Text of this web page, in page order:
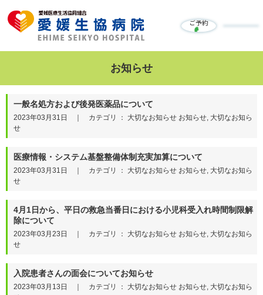
ご予約
お知らせ
一般名処方および後発医薬品について
2023年03月31日 ｜ カテゴリ ： 大切なお知らせ お知らせ, 大切なお知ら
せ
医療情報・システム基盤整備体制充実加算について
2023年03月31日 ｜ カテゴリ ： 大切なお知らせ お知らせ, 大切なお知ら
せ
4月1日から、平日の救急当番日における小児科受入れ時間制限解
除について
2023年03月23日 ｜ カテゴリ ： 大切なお知らせ お知らせ, 大切なお知ら
せ
入院患者さんの面会についてお知らせ
2023年03月13日 ｜ カテゴリ ： 大切なお知らせ お知らせ, 大切なお知ら